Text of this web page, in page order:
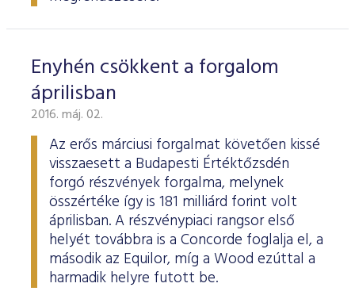
Enyhén csökkent a forgalom
áprilisban
2016. máj. 02.
Az erős márciusi forgalmat követően kissé
visszaesett a Budapesti Értéktőzsdén
forgó részvények forgalma, melynek
összértéke így is 181 milliárd forint volt
áprilisban. A részvénypiaci rangsor első
helyét továbbra is a Concorde foglalja el, a
második az Equilor, míg a Wood ezúttal a
harmadik helyre futott be.